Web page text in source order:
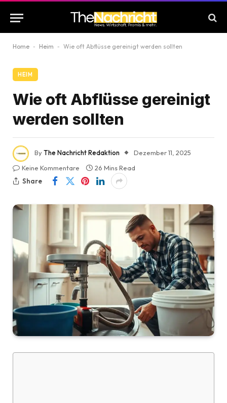
Home - Heim - Wie oft Abflüsse gereinigt werden sollten
HEIM
Wie oft Abflüsse gereinigt
werden sollten
ByThe Nachricht Redaktion
Dezember 11, 2025
Keine Kommentare
26 Mins Read
Share